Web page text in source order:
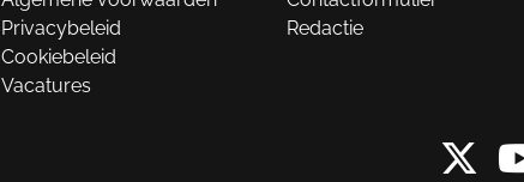
Privacybeleid
Cookiebeleid
Vacatures
Redactie